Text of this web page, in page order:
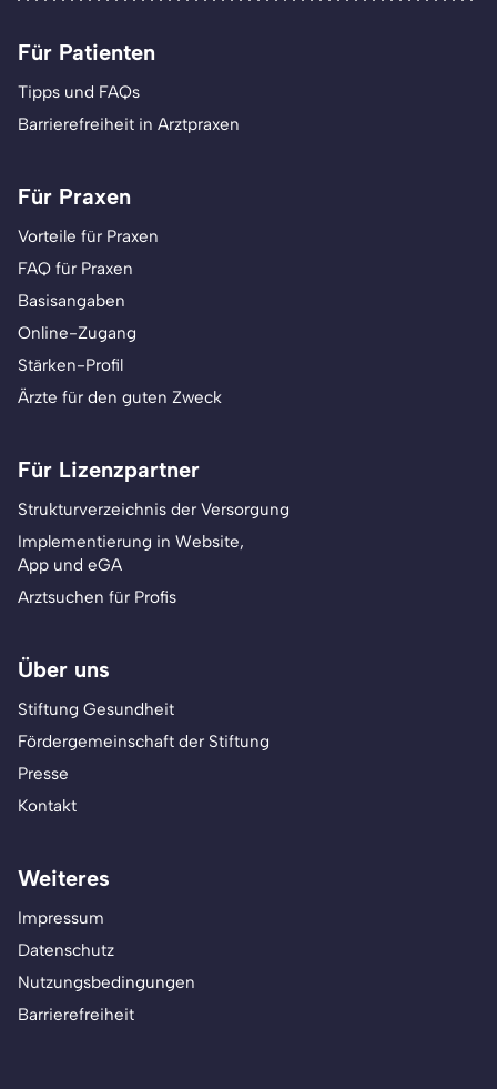
Für Patienten
Tipps und FAQs
Barrierefreiheit in Arztpraxen
Für Praxen
Vorteile für Praxen
FAQ für Praxen
Basisangaben
Online-Zugang
Stärken-Profil
Ärzte für den guten Zweck
Für Lizenzpartner
Strukturverzeichnis der Versorgung
Implementierung in Website,
App und eGA
Arztsuchen für Profis
Über uns
Stiftung Gesundheit
Fördergemeinschaft der Stiftung
Presse
Kontakt
Weiteres
Impressum
Datenschutz
Nutzungsbedingungen
Barrierefreiheit